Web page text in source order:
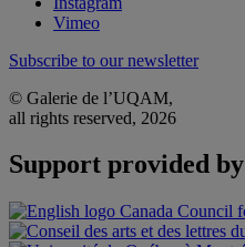
Vimeo
Subscribe to our newsletter
© Galerie de l’UQAM,
all rights reserved, 2026
Support provided by